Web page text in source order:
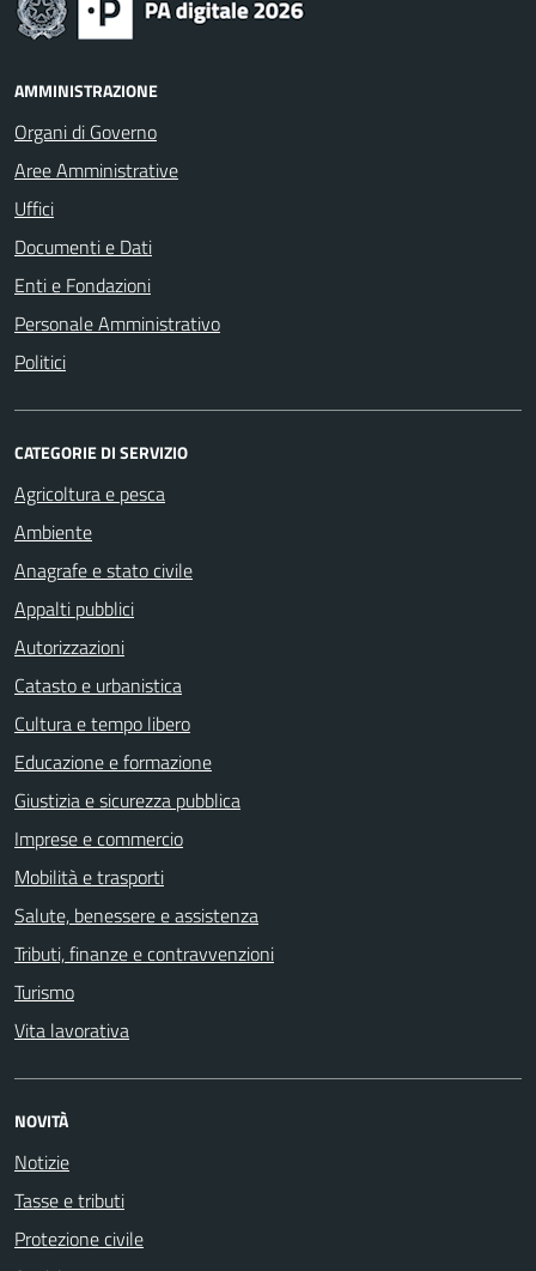
AMMINISTRAZIONE
Organi di Governo
Aree Amministrative
Uffici
Documenti e Dati
Enti e Fondazioni
Personale Amministrativo
Politici
CATEGORIE DI SERVIZIO
Agricoltura e pesca
Ambiente
Anagrafe e stato civile
Appalti pubblici
Autorizzazioni
Catasto e urbanistica
Cultura e tempo libero
Educazione e formazione
Giustizia e sicurezza pubblica
Imprese e commercio
Mobilità e trasporti
Salute, benessere e assistenza
Tributi, finanze e contravvenzioni
Turismo
Vita lavorativa
NOVITÀ
Notizie
Tasse e tributi
Protezione civile